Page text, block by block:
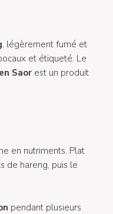
, légèrement fumé et
et étiqueté. Le
Saorest un produit
en nutriments. Plat
de hareng, puis le
pendant plusieurs